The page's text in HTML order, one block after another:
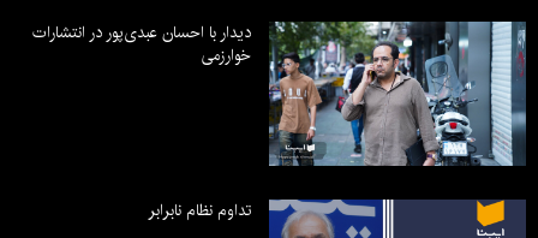
دیدار با احسان عبدی‌پور در انتشارات
خوارزمی
تداوم نظام نابرابر